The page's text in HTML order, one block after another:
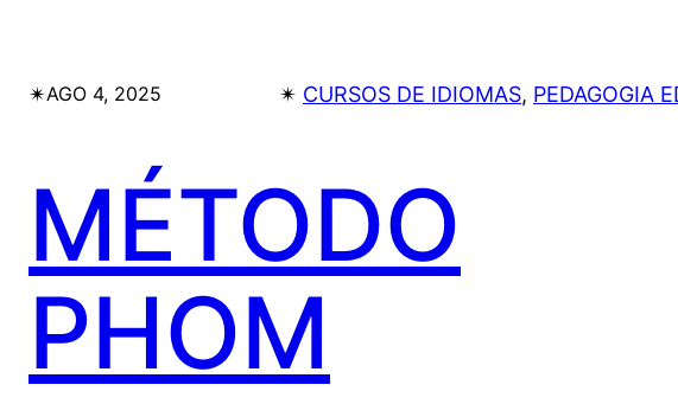
✴︎AGO 4, 2025 ✴︎ CURSOS DE IDIOMAS, PEDAGOGIA
MÉTODO
PHOM